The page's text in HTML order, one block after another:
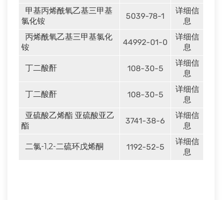
甲基丙烯酰氧乙基三甲基
氯化铵
5039-78-1
详细信
息
丙烯酰氧乙基三甲基氯化
铵
44992-01-0
详细信
息
丁二酸酐 108-30-5
详细信
息
丁二酸酐 108-30-5
详细信
息
亚硫酸乙烯酯 亚硫酸亚乙
酯
3741-38-6
详细信
息
二氯-1,2-二硫环戊烯酮 1192-52-5
详细信
息